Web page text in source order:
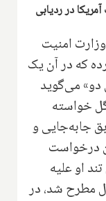
در ردیابی
امنیت
که در آن یک
دو» می‌گوید
خواسته
جابه‌جایی و
درخواست
تند او علیه
مطرح شد، در